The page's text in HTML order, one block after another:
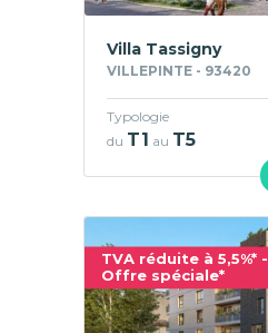
Villa Tassigny
VILLEPINTE - 93420
Typologie
du T1 au T5
TVA réduite à 5,5%* -
Offre spéciale*